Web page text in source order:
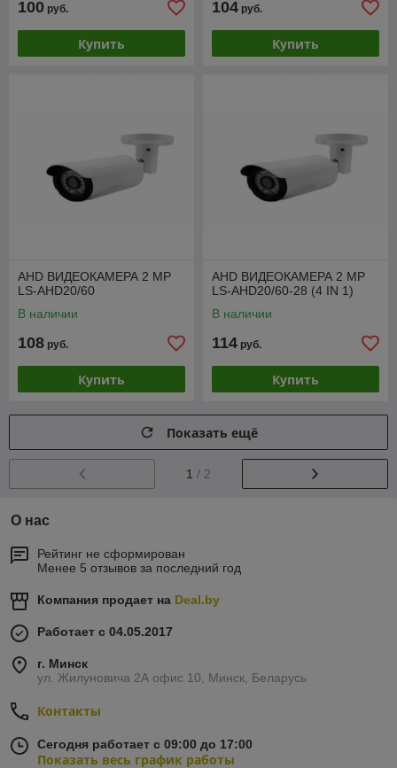
100 руб.
Купить
104 руб.
Купить
AHD ВИДЕОКАМЕРА 2 МР
LS-AHD20/60
В наличии
108 руб.
Купить
AHD ВИДЕОКАМЕРА 2 МР
LS-AHD20/60-28 (4 IN 1)
В наличии
114 руб.
Купить
Показать ещё
1 / 2
О нас
Рейтинг не сформирован
Менее 5 отзывов за последний год
Компания продает на Deal.by
Работает с 04.05.2017
г. Минск
ул. Жилуновича 2А офис 10, Минск, Беларусь
Контакты
Сегодня работает с 09:00 до 17:00
Показать весь график работы